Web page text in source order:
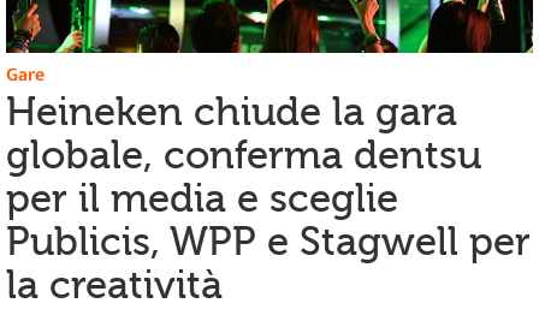
Gare
Heineken chiude la gara
globale, conferma dentsu
per il media e sceglie
Publicis, WPP e Stagwell per
la creatività